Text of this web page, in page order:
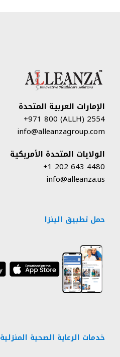
الإمارات العربية المتحدة
2554 (ALLH) 971 800+
info@alleanzagroup.com
الولايات المتحدة الأمريكية
4480 643 202 1+
info@alleanza.us
حمل تطبيق الينزا
خدمات الرعاية الصحية المنزلية